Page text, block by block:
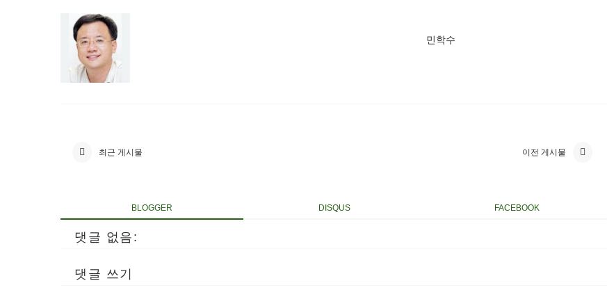
민학수
최근 게시물 이전 게시물
BLOGGER DISQUS FACEBOOK
댓글 없음:
댓글 쓰기